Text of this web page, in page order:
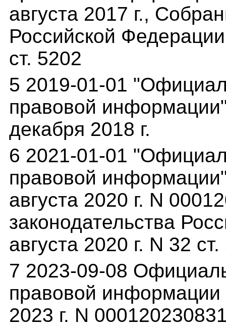
августа 2017 г.,
Российской
ст. 5202
5 2019-01-01
правовой
декабря 2018 г.
6 2021-01-01
правовой
августа 2020 г. N
законодательства
августа 2020 г. N 32
7 2023-09-08
правовой информации
2023 г. N